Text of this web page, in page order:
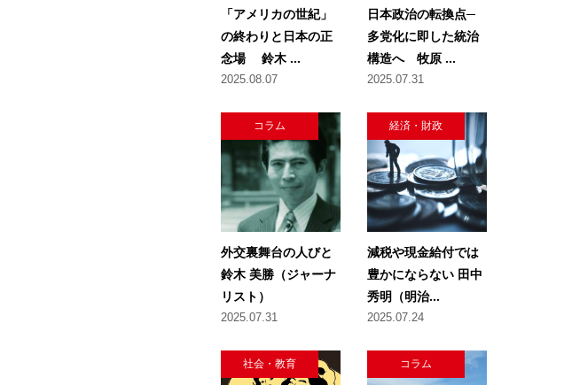
「アメリカの世紀」
の終わりと日本の正
念場 鈴木 ...
2025.08.07
日本政治の転換点─
多党化に即した統治
構造へ 牧原 ...
2025.07.31
コラム
外交裏舞台の人びと
鈴木 美勝（ジャーナ
リスト）
2025.07.31
経済・財政
減税や現金給付では
豊かにならない 田中
秀明（明治...
2025.07.24
社会・教育 コラム